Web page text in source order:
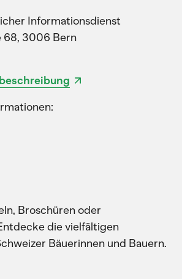
Informationsdienst
68, 3006 Bern
Broschüren oder
die vielfältigen
Bäuerinnen und Bauern.